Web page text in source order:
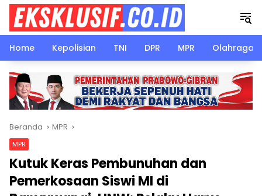
Langsung
konten
Home
Kepolisian TNI DPR MPR Olahraga
Beranda MPR
MPR
Kutuk Keras Pembunuhan dan
Pemerkosaan Siswi MI di